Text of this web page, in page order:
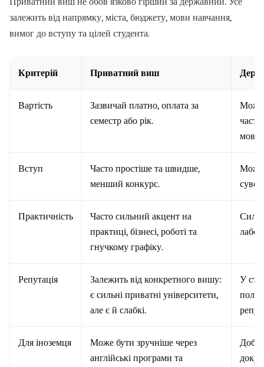
залежить від напрямку, міста, бюджету, мови навчання,
вимог до вступу та цілей студента.
Критерій Приватний виш
Вартість
Зазвичай платно, оплата за
семестр або рік.
Може
Вступ
Часто простіше та швидше,
менший конкурс.
Може
Практичність
Часто сильний акцент на
практиці, бізнесі, роботі та
гнучкому графіку.
Репутація
Залежить від конкретного вишу:
є сильні приватні університети,
але є й слабкі.
У
Для іноземця
Може бути зручніше через
англійські програми та